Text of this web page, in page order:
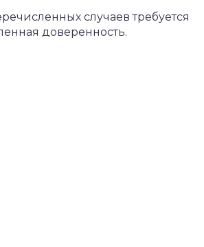
случаев требуется
доверенность.